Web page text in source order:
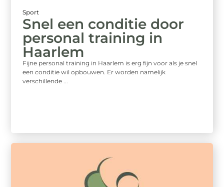
Sport
Snel een conditie door
personal training in
Haarlem
Fijne personal training in Haarlem is erg fijn voor als je snel
een conditie wil opbouwen. Er worden namelijk
verschillende ...